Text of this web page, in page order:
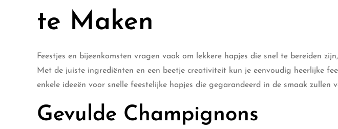
te Maken
Feestjes en bijeenkomsten vragen vaak om lekkere hapjes die snel te bereiden
Met de juiste ingrediënten en een beetje creativiteit kun je eenvoudig heerlijke
enkele ideeën voor snelle feestelijke hapjes die gegarandeerd in de smaak zullen
Gevulde Champignons